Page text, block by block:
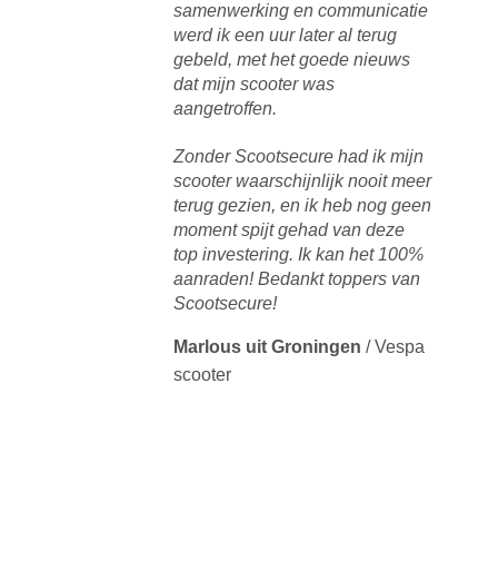
samenwerking en communicatie
werd ik een uur later al terug
gebeld, met het goede nieuws
dat mijn scooter was
aangetroffen.
Zonder Scootsecure had ik mijn
scooter waarschijnlijk nooit meer
terug gezien, en ik heb nog geen
moment spijt gehad van deze
top investering. Ik kan het 100%
aanraden! Bedankt toppers van
Scootsecure!
Marlous uit Groningen /Vespa
scooter